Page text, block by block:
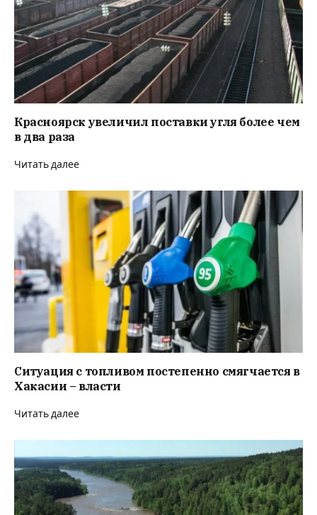
Красноярск увеличил поставки угля более чем
в два раза
Читать далее
Ситуация с топливом постепенно смягчается в
Хакасии – власти
Читать далее